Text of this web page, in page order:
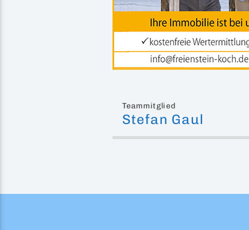
Teammitglied
Stefan Gaul